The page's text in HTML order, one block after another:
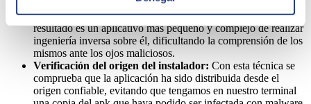
compactar, optimizar y hacer ilegible el código renombrando
semánticamente clases, campos, métodos y nombres. El
resultado es un aplicativo más pequeño y complejo de realizar
ingeniería inversa sobre él, dificultando la comprensión de los
mismos ante los ojos maliciosos.
Verificación del origen del instalador: Con esta técnica se
comprueba que la aplicación ha sido distribuida desde el
origen confiable, evitando que tengamos en nuestro terminal